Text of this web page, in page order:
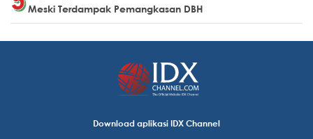
Meski Terdampak Pemangkasan DBH
Download aplikasi IDX Channel